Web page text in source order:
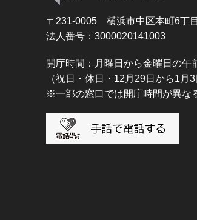
〒231-0005 横浜市中区本町6丁
法人番号：3000020141003
開庁時間：月曜日から金曜日の
（祝日・休日・12月29日から1月3
※一部の窓口では開庁時間が異な